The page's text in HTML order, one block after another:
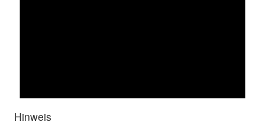
Hinweis